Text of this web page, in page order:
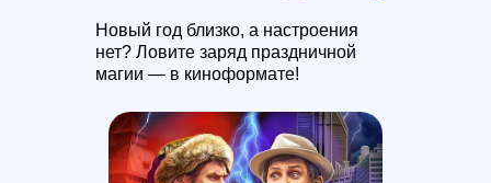
Новый год близко, а настроения
нет? Ловите заряд праздничной
магии — в киноформате!
Читайте предыдущие выпуски
Дайджеста«В движении »
Читать